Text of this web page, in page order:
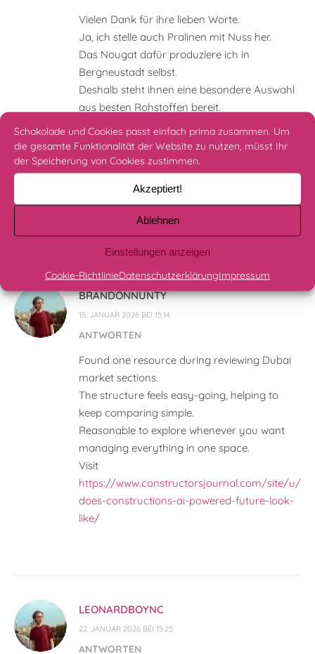
Schokolade und Cookies passt einfach prima zusammen. Um
die gesamte Funktionalität der Website zu nutzen, müsst Ihr
der Speicherung von Cookies zustimmen.
Akzeptiert!
Ablehnen
Einstellungen anzeigen
Cookie-RichtlinieDatenschutzerklärungImpressum
Vielen Dank für ihre lieben Worte.
Ja, ich stelle auch Pralinen mit Nuss her.
Das Nougat dafür produziere ich in
Bergneustadt selbst.
Deshalb steht ihnen eine besondere Auswahl
aus besten Rohstoffen bereit.
Ob Haselnüsse aus dem Piemont, Mandeln,
Cashew, Pekkan oder Kürbiskern.
Nussliehaber sind hier genau richtig.
Schokoladige Grüße
Julia Moser – Chocolia
BRANDONNUNTY
15. JANUAR 2026 BEI 15:14
ANTWORTEN
Found one resource during reviewing Dubai
market sections.
The structure feels easy-going, helping to
keep comparing simple.
Reasonable to explore whenever you want
managing everything in one space.
Visit
https://www.constructorsjournal.com/site/u/
does-constructions-ai-powered-future-look-
like/
LEONARDBOYNC
22. JANUAR 2026 BEI 15:25
ANTWORTEN